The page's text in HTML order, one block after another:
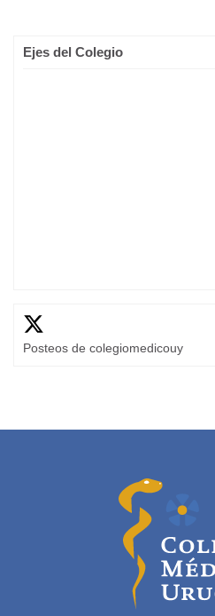
Ejes del Colegio
Posteos de colegiomedicouy